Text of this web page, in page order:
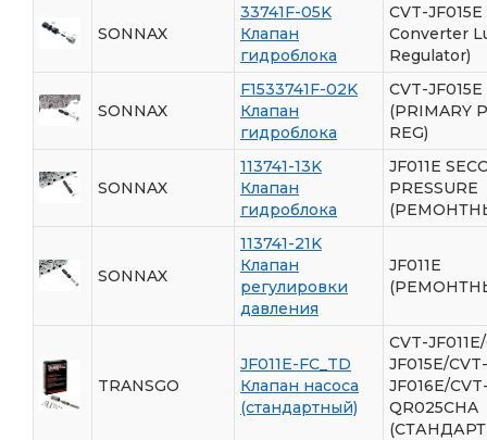
SONNAX
33741F-05K
Клапан
гидроблока
CVT-
Converter
Regulator)
SONNAX
F1533741F-02K
Клапан
гидроблока
CVT-JF015E
(PRIMARY
REG)
SONNAX
113741-13K
Клапан
гидроблока
JF011E
PRESSURE
SONNAX
113741-21K
Клапан
регулировки
давления
JF011E
TRANSGO
JF011E-FC_TD
Клапан насоса
(стандартный)
CVT-
JF015E/CVT-
JF016E/
QR025CHA